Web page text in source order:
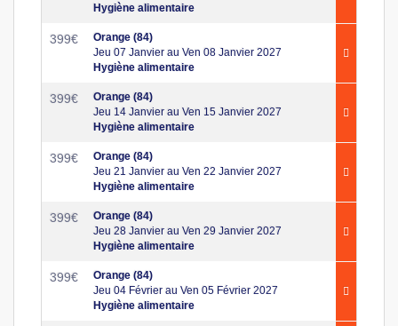
Hygiène alimentaire
399€
Orange (84)
Jeu 07 Janvier au Ven 08 Janvier 2027
Hygiène alimentaire
399€
Orange (84)
Jeu 14 Janvier au Ven 15 Janvier 2027
Hygiène alimentaire
399€
Orange (84)
Jeu 21 Janvier au Ven 22 Janvier 2027
Hygiène alimentaire
399€
Orange (84)
Jeu 28 Janvier au Ven 29 Janvier 2027
Hygiène alimentaire
399€
Orange (84)
Jeu 04 Février au Ven 05 Février 2027
Hygiène alimentaire